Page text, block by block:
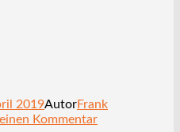
2019AutorFrank
Kommentar